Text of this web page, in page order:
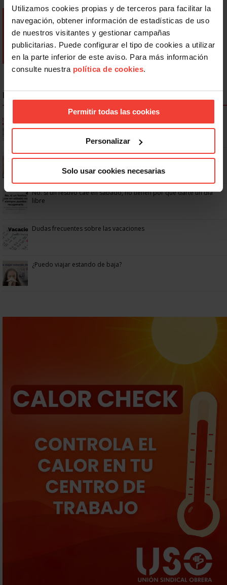
Utilizamos cookies propias y de terceros para facilitar la
navegación, obtener información de estadísticas de uso
de nuestros visitantes y gestionar campañas
publicitarias. Puede configurar el tipo de cookies a utilizar
en la parte inferior de este aviso. Para más información
consulte nuestra política de cookies.
Permitir todas las cookies
Personalizar
Solo usar cookies necesarias
NOTICIAS MÁS LEÍDAS
Se actualizan las patologías para acceder a la jubilación
No: si un festivo cae en sábado, no tienen por qué darte un día
libre
Dudas frecuentes sobre las vacaciones
¿Puedo viajar estando de baja?